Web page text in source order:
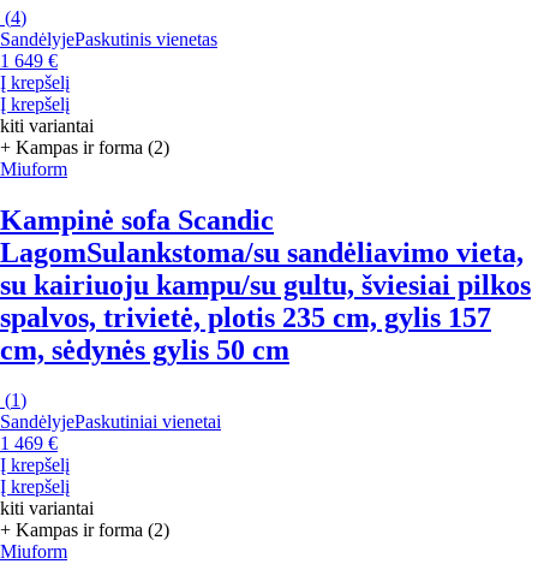
(4)
SandėlyjePaskutinis vienetas
1 649 €
Į krepšelį
Į krepšelį
kiti variantai
+ Kampas ir forma (2)
Miuform
Kampinė sofa Scandic
LagomSulankstoma/su sandėliavimo vieta,
su kairiuoju kampu/su gultu, šviesiai pilkos
spalvos, trivietė, plotis 235 cm, gylis 157
cm, sėdynės gylis 50 cm
(1)
SandėlyjePaskutiniai vienetai
1 469 €
Į krepšelį
Į krepšelį
kiti variantai
+ Kampas ir forma (2)
Miuform